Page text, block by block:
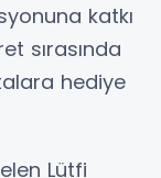
katkı
sırasında
hediye
Lütfi